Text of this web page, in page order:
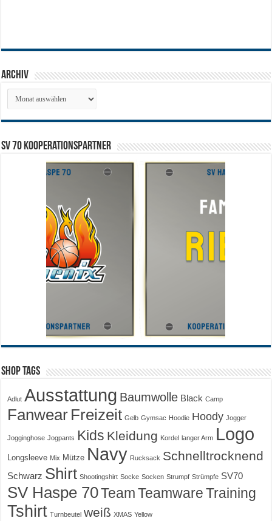
Archiv
Archiv
SV 70 Kooperationspartner
Shop Tags
Adlut Ausstattung Baumwolle Black Camp
Fanwear Freizeit Gelb Gymsac Hoodie Hoody Jogger
Jogginghose Jogpants Kids Kleidung Kordel langer Arm Logo
Longsleeve Mix Mütze Navy Rucksack Schnelltrocknend
Schwarz Shirt Shootingshirt Socke Socken Strumpf Strümpfe SV70
SV Haspe 70Team Teamware Training
Tshirt Turnbeutel weiß XMAS Yellow